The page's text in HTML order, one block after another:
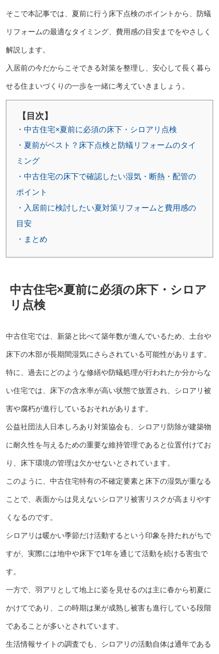
そこで本記事では、夏前に行う床下点検のポイントから、防蟻
リフォームの最適なタイミング、費用感の目安までをやさしく
解説します。
入居前の今だからこそできる対策を整理し、安心して長く暮ら
せる住まいづくりの一歩を一緒に考えていきましょう。
【目次】
・中古住宅×夏前に必須の床下・シロアリ点検
・夏前がベスト？床下点検と防蟻リフォームのタイ
ミング
・中古住宅の床下で確認したい湿気・断熱・配管の
ポイント
・入居前に検討したい夏対策リフォームと費用感の
目安
・まとめ
中古住宅×夏前に必須の床下・シロア
リ点検
中古住宅では、新築と比べて築年数が進んでいるため、土台や
床下の木部が長期間湿気にさらされている可能性があります。
特に、過去にどのような修繕や防蟻処理が行われたか分からな
い住宅では、床下の含水率が高い状態で放置され、シロアリ被
害や腐朽が進行しているおそれがあります。
公益社団法人日本しろあり対策協会も、シロアリ防除が建築物
に耐久性を与えるための重要な維持管理であると位置付けてお
り、床下環境の管理は欠かせないとされています。
このように、中古住宅特有の不確定要素と床下の湿気が重なる
ことで、表面からは見えないシロアリ被害リスクが高まりやす
くなるのです。
シロアリは暖かい季節だけ活動するという印象を持たれがちで
すが、実際には地中や床下で1年を通じて活動を続ける害虫で
す。
一方で、羽アリとして地上に姿を見せるのは主に春から初夏に
かけてであり、この時期は巣が成熟し被害も進行している段階
であることが多いとされています。
生活情報サイトの調査でも、シロアリの活動自体は通年である